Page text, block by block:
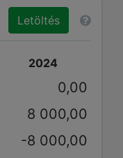
Letöltés
2024
0,00
8 000,00
-8 000,00